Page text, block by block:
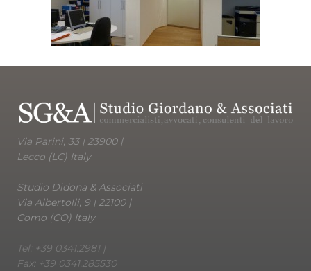
Via Parini, 33 | 23900 |
Lecco (LC) Italy
Studio Didona & Associati
Via Albertolli, 9 | 22100 |
Como (CO) Italy
Tel: +39 0341.2981 |
Fax: +39 0341.285530